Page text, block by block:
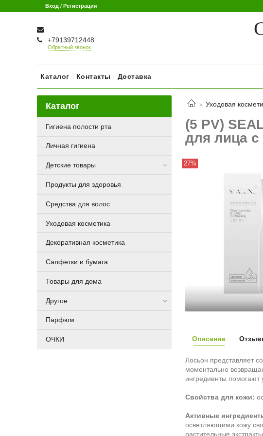
Вход / Регистрация
+79139712448
Обратный звонок
Каталог Контакты Доставка
Уходовая
(5 PV)
для лица с
27%
Описание
Лосьон представляет
моментально
ингредиенты помогают
Свойства для кожи:
Активные
осветляющими кожу
растительные
Каталог
Гигиена полости рта
Личная гигиена
Детские товары
Продукты для здоровья
Средства для волос
Уходовая косметика
Декоративная косметика
Салфетки и бумага
Товары для дома
Другое
Парфюм
ОЧКИ